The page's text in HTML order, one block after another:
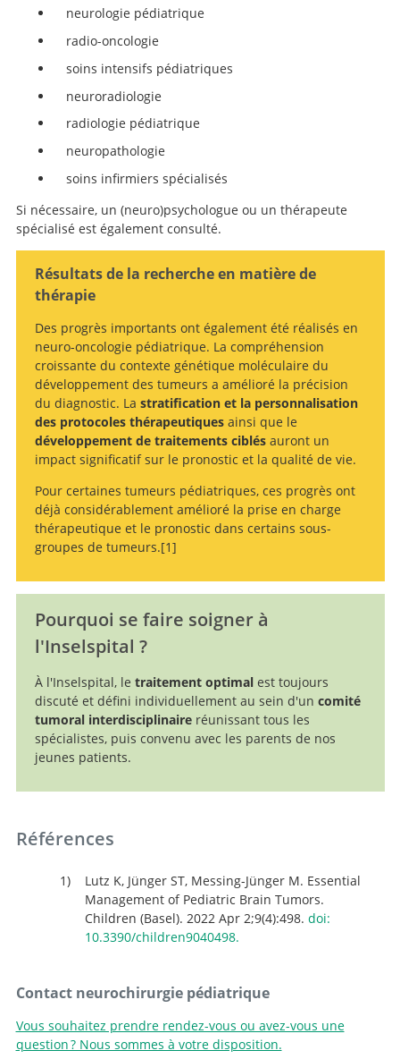
neurologie pédiatrique
radio-oncologie
soins intensifs pédiatriques
neuroradiologie
radiologie pédiatrique
neuropathologie
soins infirmiers spécialisés
Si nécessaire, un (neuro)psychologue ou un thérapeute
spécialisé est également consulté.
Résultats de la recherche en matière de
thérapie
Des progrès importants ont également été réalisés en
neuro-oncologie pédiatrique. La compréhension
croissante du contexte génétique moléculaire du
développement des tumeurs a amélioré la précision
du diagnostic. La stratification et la personnalisation
des protocoles thérapeutiquesainsi que le
développement de traitements ciblésauront un
impact significatif sur le pronostic et la qualité de vie.
Pour certaines tumeurs pédiatriques, ces progrès ont
déjà considérablement amélioré la prise en charge
thérapeutique et le pronostic dans certains sous-
groupes de tumeurs. 1
doi:
10.3390/children9040498.
Pourquoi se faire soigner à
l'Inselspital ?
À l'Inselspital, le traitement optimalest toujours
discuté et défini individuellement au sein d'un comité
tumoral interdisciplinaireréunissant tous les
spécialistes, puis convenu avec les parents de nos
jeunes patients.
Références
Lutz K, Jünger ST, Messing-Jünger M. Essential
Management of Pediatric Brain Tumors.
Children (Basel). 2022 Apr 2;9(4):498. doi:
10.3390/children9040498.
Contact neurochirurgie pédiatrique
Vous souhaitez prendre rendez-vous ou avez-vous une
question ? Nous sommes à votre disposition.